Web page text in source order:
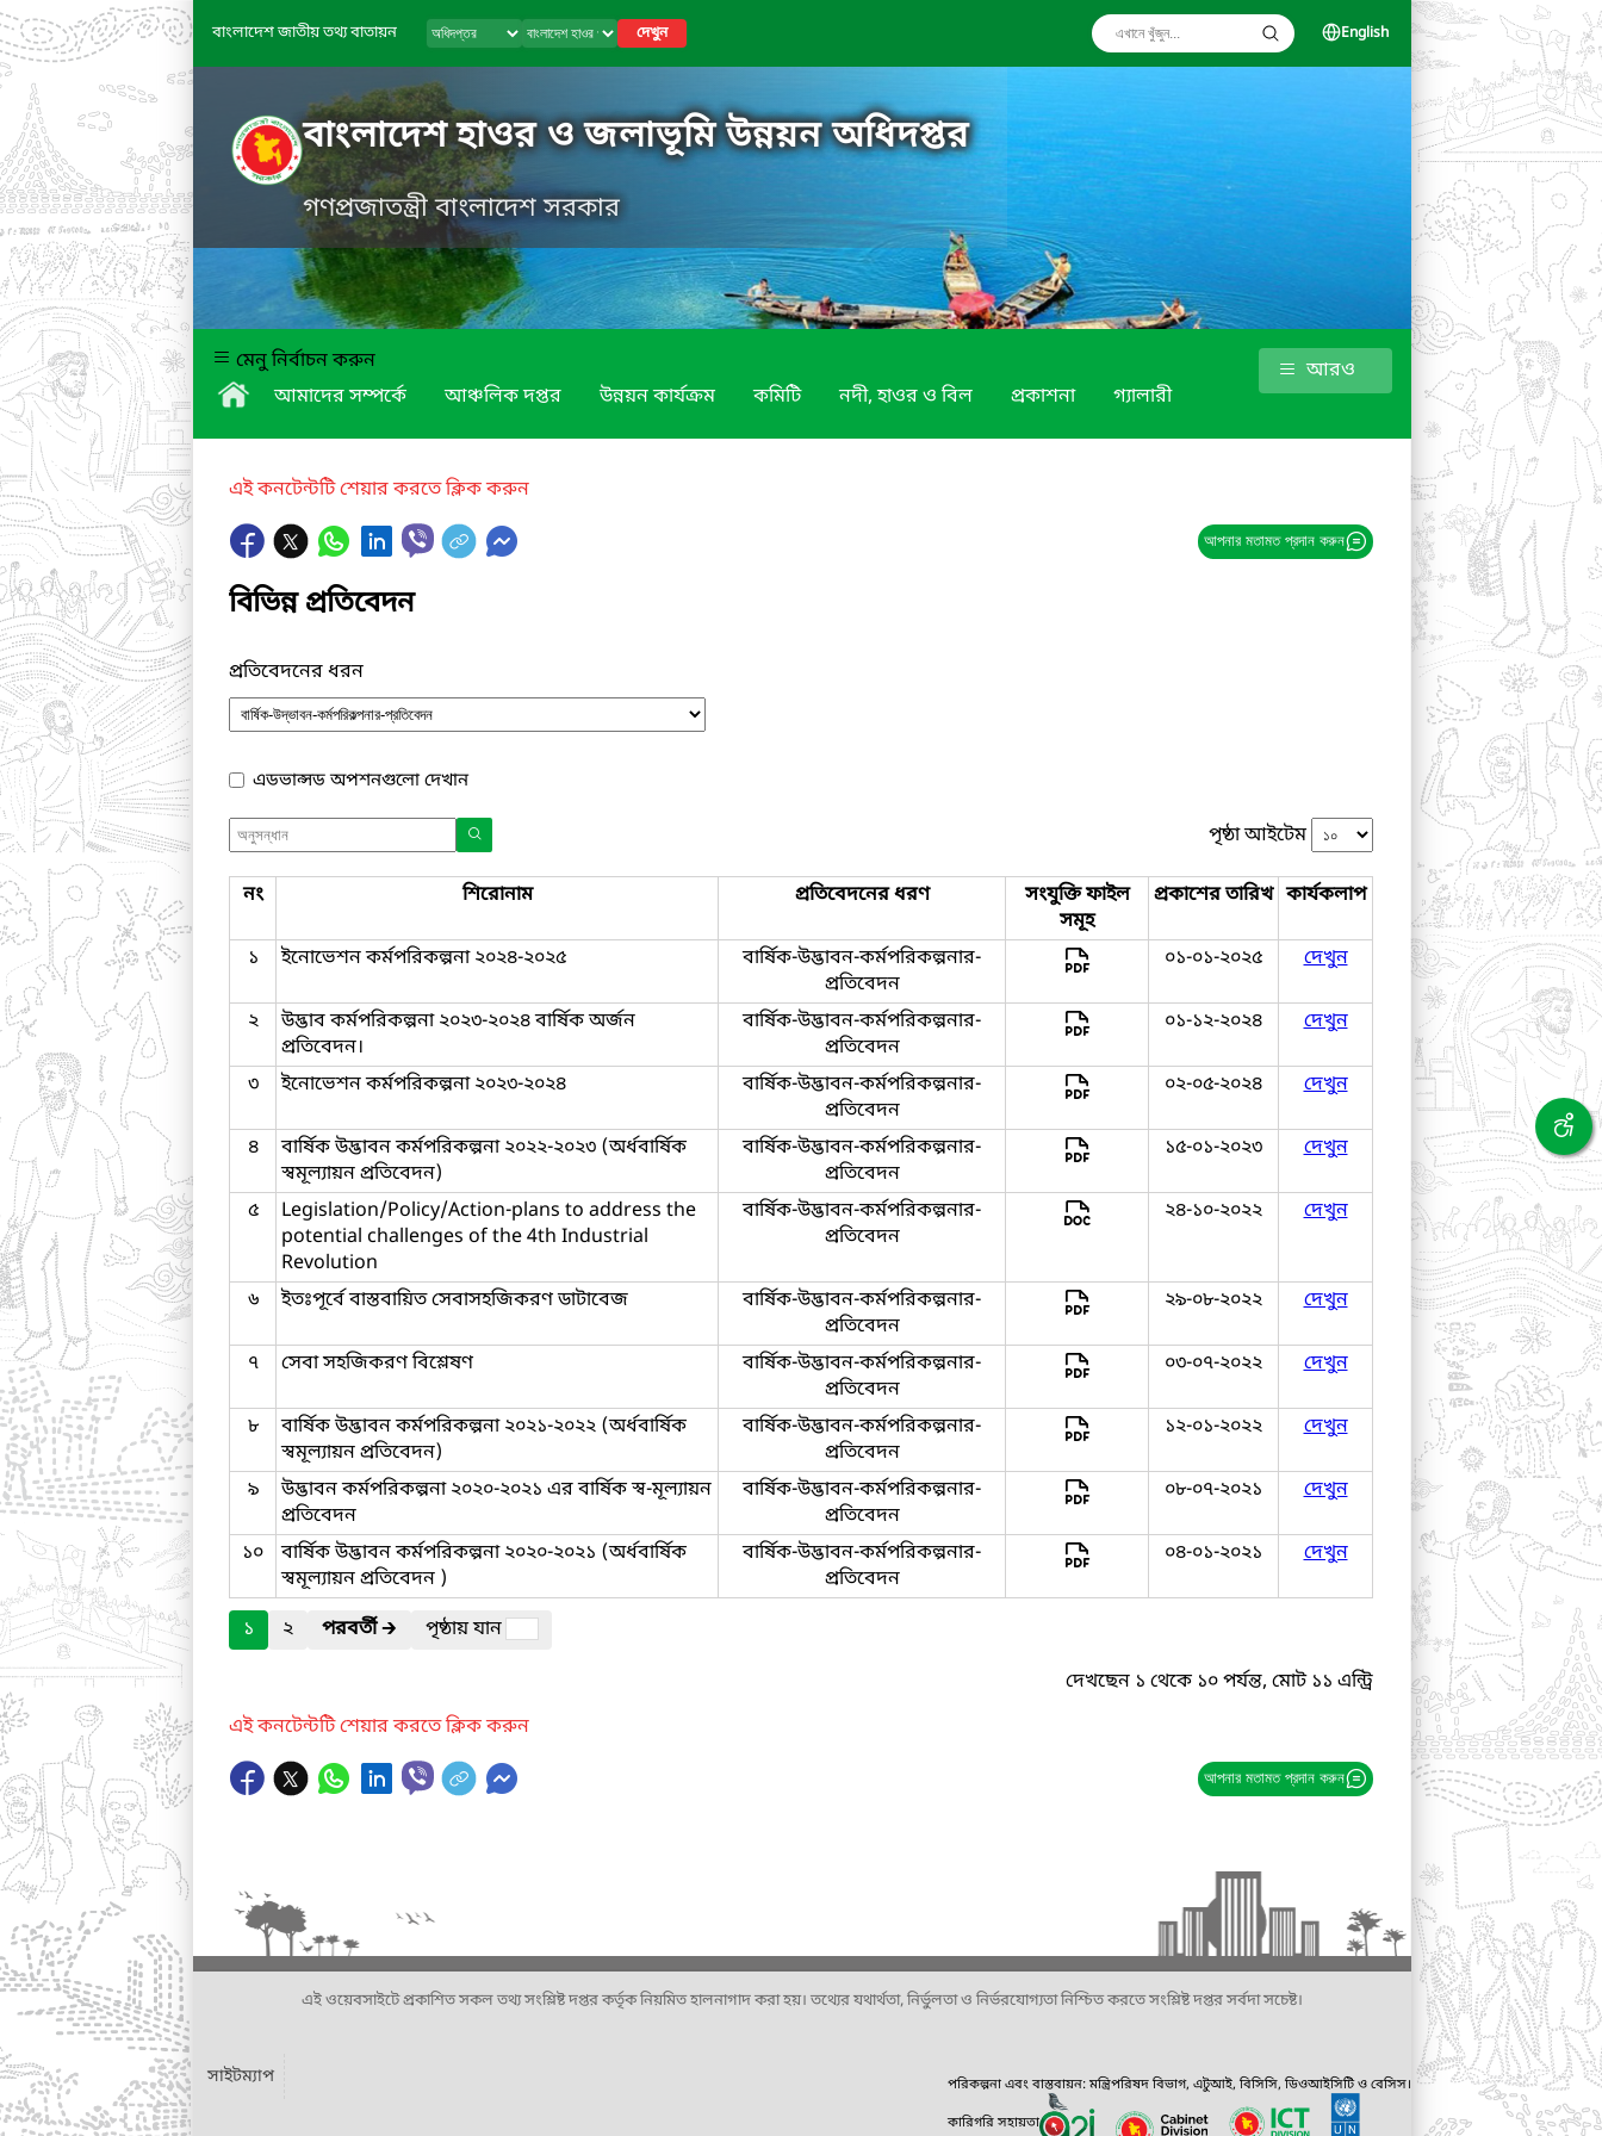
বাংলাদেশ জাতীয় তথ্য বাতায়ন দেখুন English
বাংলাদেশ হাওর ও জলাভূমি উন্নয়ন অধিদপ্তর
গণপ্রজাতন্ত্রী বাংলাদেশ সরকার
মেনু নির্বাচন করুন
আমাদের সম্পর্কে
আঞ্চলিক দপ্তর উন্নয়ন কার্যক্রম কমিটি নদী, হাওর ও বিল প্রকাশনা গ্যালারী
আরও
এই কনটেন্টটি শেয়ার করতে ক্লিক করুন
আপনার মতামত প্রদান করুন
বিভিন্ন প্রতিবেদন
প্রতিবেদনের ধরন
এডভান্সড অপশনগুলো দেখান
পৃষ্ঠা আইটেম
নং শিরোনাম প্রতিবেদনের ধরণ
সংযুক্তি ফাইল
সমূহ
প্রকাশের তারিখ কার্যকলাপ
১ ইনোভেশন কর্মপরিকল্পনা ২০২৪-২০২৫
বার্ষিক-উদ্ভাবন-কর্মপরিকল্পনার-
প্রতিবেদন
০১-০১-২০২৫ দেখুন
২
উদ্ভাব কর্মপরিকল্পনা ২০২৩-২০২৪ বার্ষিক অর্জন
প্রতিবেদন।
বার্ষিক-উদ্ভাবন-কর্মপরিকল্পনার-
প্রতিবেদন
০১-১২-২০২৪ দেখুন
৩ ইনোভেশন কর্মপরিকল্পনা ২০২৩-২০২৪
বার্ষিক-উদ্ভাবন-কর্মপরিকল্পনার-
প্রতিবেদন
০২-০৫-২০২৪ দেখুন
৪
বার্ষিক উদ্ভাবন কর্মপরিকল্পনা ২০২২-২০২৩ (অর্ধবার্ষিক
স্বমূল্যায়ন প্রতিবেদন)
বার্ষিক-উদ্ভাবন-কর্মপরিকল্পনার-
প্রতিবেদন
১৫-০১-২০২৩ দেখুন
৫
Legislation/Policy/Action-plans to address the
potential challenges of the 4th Industrial
Revolution
বার্ষিক-উদ্ভাবন-কর্মপরিকল্পনার-
প্রতিবেদন
২৪-১০-২০২২ দেখুন
৬ ইতঃপূর্বে বাস্তবায়িত সেবাসহজিকরণ ডাটাবেজ
বার্ষিক-উদ্ভাবন-কর্মপরিকল্পনার-
প্রতিবেদন
২৯-০৮-২০২২ দেখুন
৭ সেবা সহজিকরণ বিশ্লেষণ
বার্ষিক-উদ্ভাবন-কর্মপরিকল্পনার-
প্রতিবেদন
০৩-০৭-২০২২ দেখুন
৮
বার্ষিক উদ্ভাবন কর্মপরিকল্পনা ২০২১-২০২২ (অর্ধবার্ষিক
স্বমূল্যায়ন প্রতিবেদন)
বার্ষিক-উদ্ভাবন-কর্মপরিকল্পনার-
প্রতিবেদন
১২-০১-২০২২ দেখুন
৯
উদ্ভাবন কর্মপরিকল্পনা ২০২০-২০২১ এর বার্ষিক স্ব-মূল্যায়ন
প্রতিবেদন
বার্ষিক-উদ্ভাবন-কর্মপরিকল্পনার-
প্রতিবেদন
০৮-০৭-২০২১ দেখুন
১০
বার্ষিক উদ্ভাবন কর্মপরিকল্পনা ২০২০-২০২১ (অর্ধবার্ষিক
স্বমূল্যায়ন প্রতিবেদন )
বার্ষিক-উদ্ভাবন-কর্মপরিকল্পনার-
প্রতিবেদন
০৪-০১-২০২১ দেখুন
১ ২ পরবর্তী🡲
পৃষ্ঠায় যান
দেখছেন ১ থেকে ১০ পর্যন্ত, মোট ১১ এন্ট্রি
এই কনটেন্টটি শেয়ার করতে ক্লিক করুন
আপনার মতামত প্রদান করুন
এই ওয়েবসাইটে প্রকাশিত সকল তথ্য সংশ্লিষ্ট দপ্তর কর্তৃক নিয়মিত হালনাগাদ করা হয়। তথ্যের যথার্থতা, নির্ভুলতা ও নির্ভরযোগ্যতা নিশ্চিত করতে সংশ্লিষ্ট দপ্তর সর্বদা সচেষ্ট।
সাইটম্যাপ পরিকল্পনা এবং বাস্তবায়ন: মন্ত্রিপরিষদ বিভাগ, এটুআই, বিসিসি, ডিওআইসিটি ও বেসিস।
কারিগরি সহায়তা